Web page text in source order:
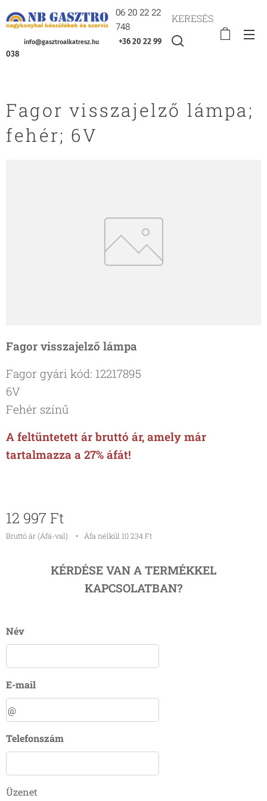
06 20 22 22
748
info@gasztroalkatresz.hu
+36 20 22 99
038
KERESÉS
Fagor visszajelző lámpa;
fehér; 6V
Fagor visszajelző lámpa
Fagor gyári kód: 12217895
6V
Fehér színű
A feltüntetett ár bruttó ár, amely már
tartalmazza a 27% áfát!
12 997 Ft
Bruttó ár (Áfá-val) Áfa nélkül 10 234 Ft
KÉRDÉSE VAN A TERMÉKKEL
KAPCSOLATBAN?
Név
E-mail
Telefonszám
Üzenet